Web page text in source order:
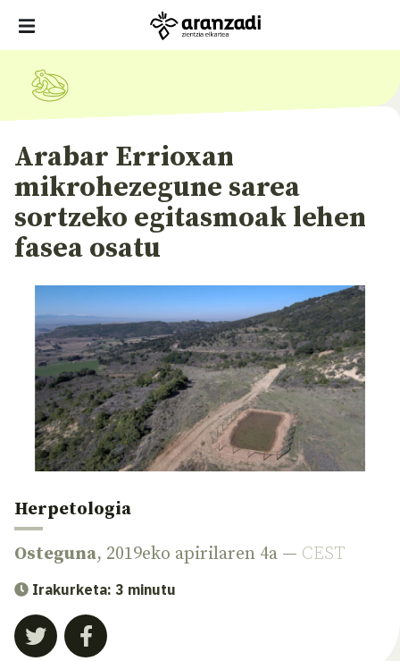
Arabar Errioxan
mikrohezegune sarea
sortzeko egitasmoak lehen
fasea osatu
Herpetologia
Osteguna, 2019eko apirilaren 4a — CEST
Irakurketa: 3 minutu